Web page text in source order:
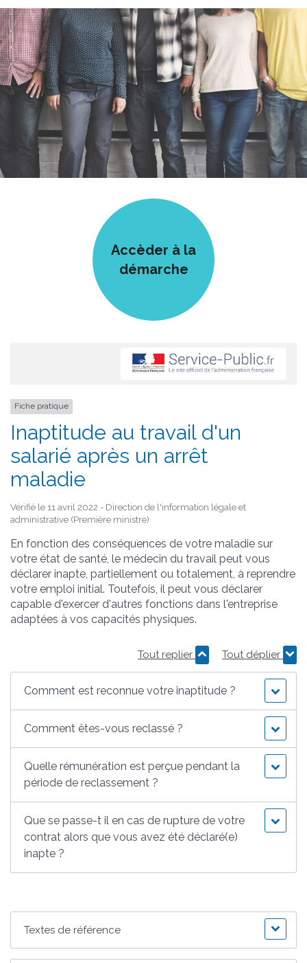
Accèder à la
démarche
Fiche pratique
Inaptitude au travail d'un
salarié après un arrêt
maladie
Vérifié le 11 avril 2022 - Direction de l'information légale et
administrative (Première ministre)
En fonction des conséquences de votre maladie sur
votre état de santé, le médecin du travail peut vous
déclarer inapte, partiellement ou totalement, à reprendre
votre emploi initial. Toutefois, il peut vous déclarer
capable d'exercer d'autres fonctions dans l'entreprise
adaptées à vos capacités physiques.
Tout replier Tout déplier
Comment est reconnue votre inaptitude ?
Comment êtes-vous reclassé ?
Quelle rémunération est perçue pendant la
période de reclassement ?
Que se passe-t il en cas de rupture de votre
contrat alors que vous avez été déclaré(e)
inapte ?
Textes de référence